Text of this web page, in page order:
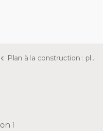
Plan à la construction : plus de 300 millions retenus pour HUmani
1